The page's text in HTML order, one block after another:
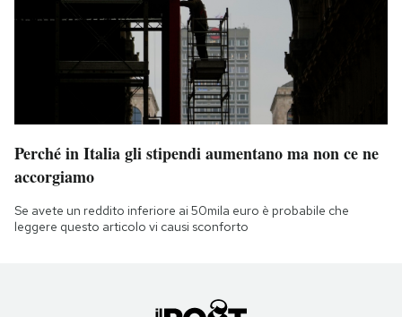
Perché in Italia gli stipendi aumentano ma non ce ne
accorgiamo
Se avete un reddito inferiore ai 50mila euro è probabile che
leggere questo articolo vi causi sconforto